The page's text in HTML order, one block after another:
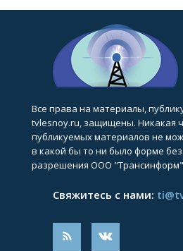
Все права на материалы,
tvlesnoy.ru, защищены. Никакая
публикуемых материалов не
в какой бы то ни было форме
разрешения ООО
Свяжитесь с нами: